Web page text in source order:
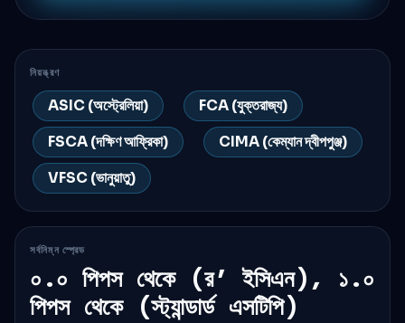
নিয়ন্ত্রণ
ASIC (অস্ট্রেলিয়া)
FCA (যুক্তরাজ্য)
FSCA (দক্ষিণ আফ্রিকা)
CIMA (কেম্যান দ্বীপপুঞ্জ)
VFSC (ভানুয়াতু)
সর্বনিম্ন স্প্রেড
০.০ পিপস থেকে (র’ ইসিএন), ১.০
পিপস থেকে (স্ট্যান্ডার্ড এসটিপি)